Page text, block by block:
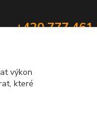
+420 777 461
výkon
které